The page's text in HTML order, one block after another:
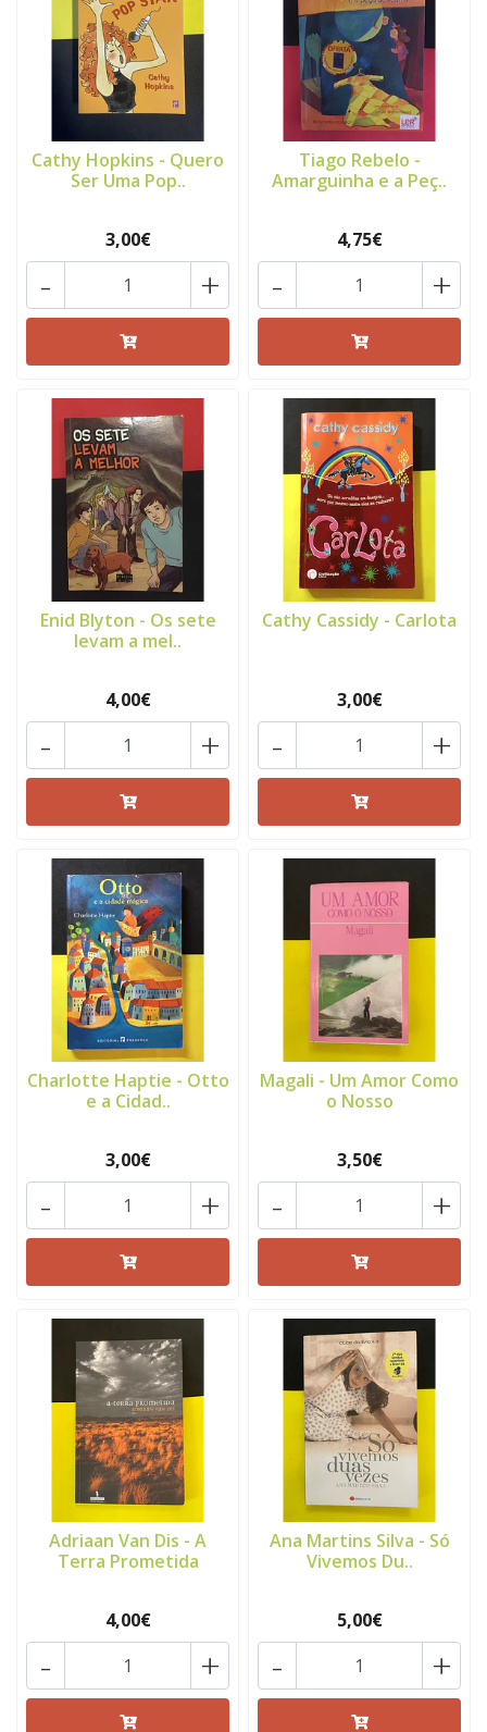
Cathy Hopkins - Quero
Ser Uma Pop..
3,00€
+
-
Tiago Rebelo -
Amarguinha e a Peç..
4,75€
+
-
Enid Blyton - Os sete
levam a mel..
4,00€
+
-
Cathy Cassidy - Carlota
3,00€
+
-
Charlotte Haptie - Otto
e a Cidad..
3,00€
+
-
Magali - Um Amor Como
o Nosso
3,50€
+
-
Adriaan Van Dis - A
Terra Prometida
4,00€
+
-
Ana Martins Silva - Só
Vivemos Du..
5,00€
+
-